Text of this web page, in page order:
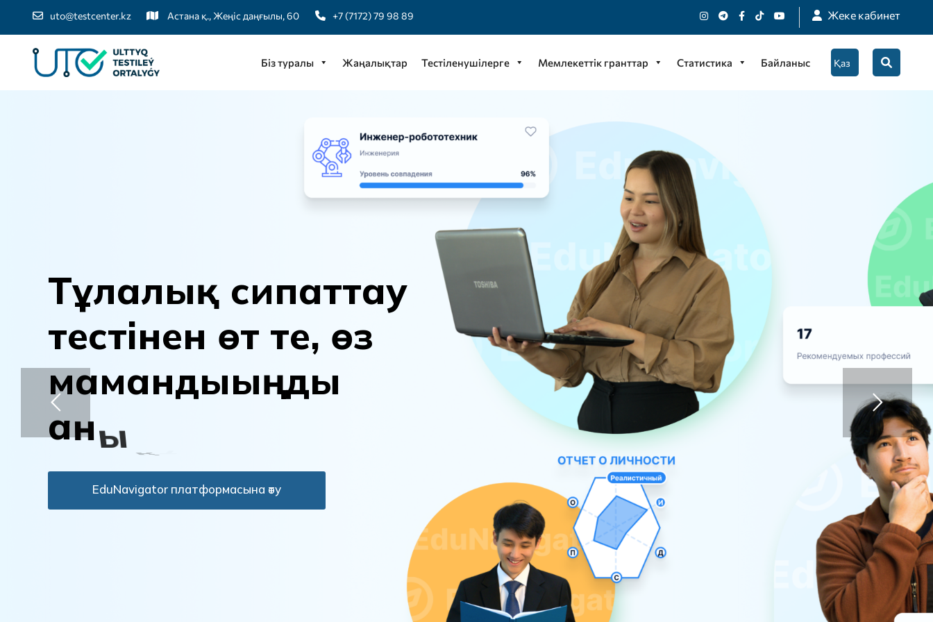
uto@testcenter.kz Астана қ., Жеңіс даңғылы, 60 +7 (7172) 79 98 89 Жеке кабинет
Біз туралы Жаңалықтар Тестіленушілерге Мемлекеттік гранттар Статистика Байланыс
Тұлалық сипаттау
тестінен өт те, өз
мамандыыңды
аны
EduNavigator платформасына өту